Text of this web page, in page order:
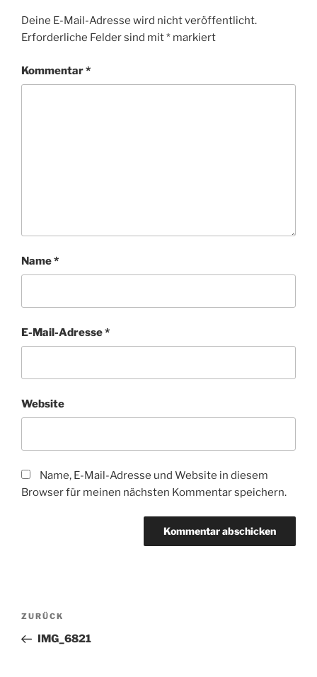
Deine E-Mail-Adresse wird nicht veröffentlicht.
Erforderliche Felder sind mit* markiert
Kommentar*
Name*
E-Mail-Adresse*
Website
Name, E-Mail-Adresse und Website in diesem
Browser für meinen nächsten Kommentar speichern.
Beitragsnavigation
Vorheriger
Beitrag
ZURÜCK
IMG_6821